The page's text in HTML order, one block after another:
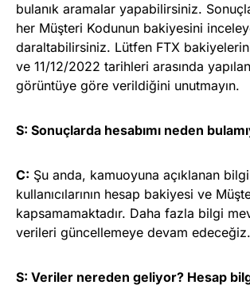
bulanık aramalar yapabilirsiniz.
her Müşteri Kodunun bakiyesini
daraltabilirsiniz. Lütfen FTX
ve 11/12/2022 tarihleri arasında
görüntüye göre verildiğini unutmayın.
S: Sonuçlarda hesabımı neden
C: Şu anda, kamuoyuna açıklanan
kullanıcılarının hesap bakiyesi ve
kapsamamaktadır. Daha fazla bilgi
verileri güncellemeye devam edeceğiz.
S: Veriler nereden geliyor? Hesap